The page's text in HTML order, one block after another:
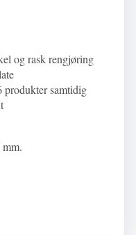
og rask rengjøring
produkter samtidig